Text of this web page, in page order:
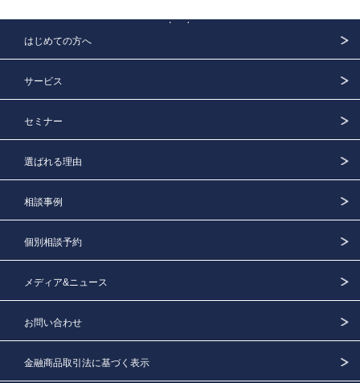
はじめての方へ
サービス
セミナー
選ばれる理由
相談事例
個別相談予約
メディア&ニュース
お問い合わせ
金融商品取引法に基づく表示